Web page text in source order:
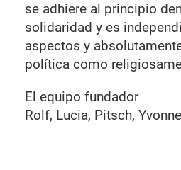
se adhiere al principio
solidaridad y es
aspectos y
política como
El equipo fundador
Rolf, Lucia, Pitsch,